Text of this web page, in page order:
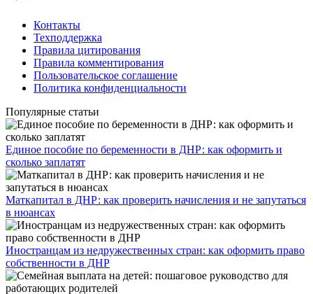
Контакты
Техподдержка
Правила цитирования
Правила комментирования
Пользовательское соглашение
Политика конфиденциальности
Популярные статьи
Единое пособие по беременности в ДНР: как оформить и
сколько заплатят
​Маткапитал в ДНР: как проверить начисления и не запутаться
в нюансах
Иностранцам из недружественных стран: как оформить право
собственности в ДНР